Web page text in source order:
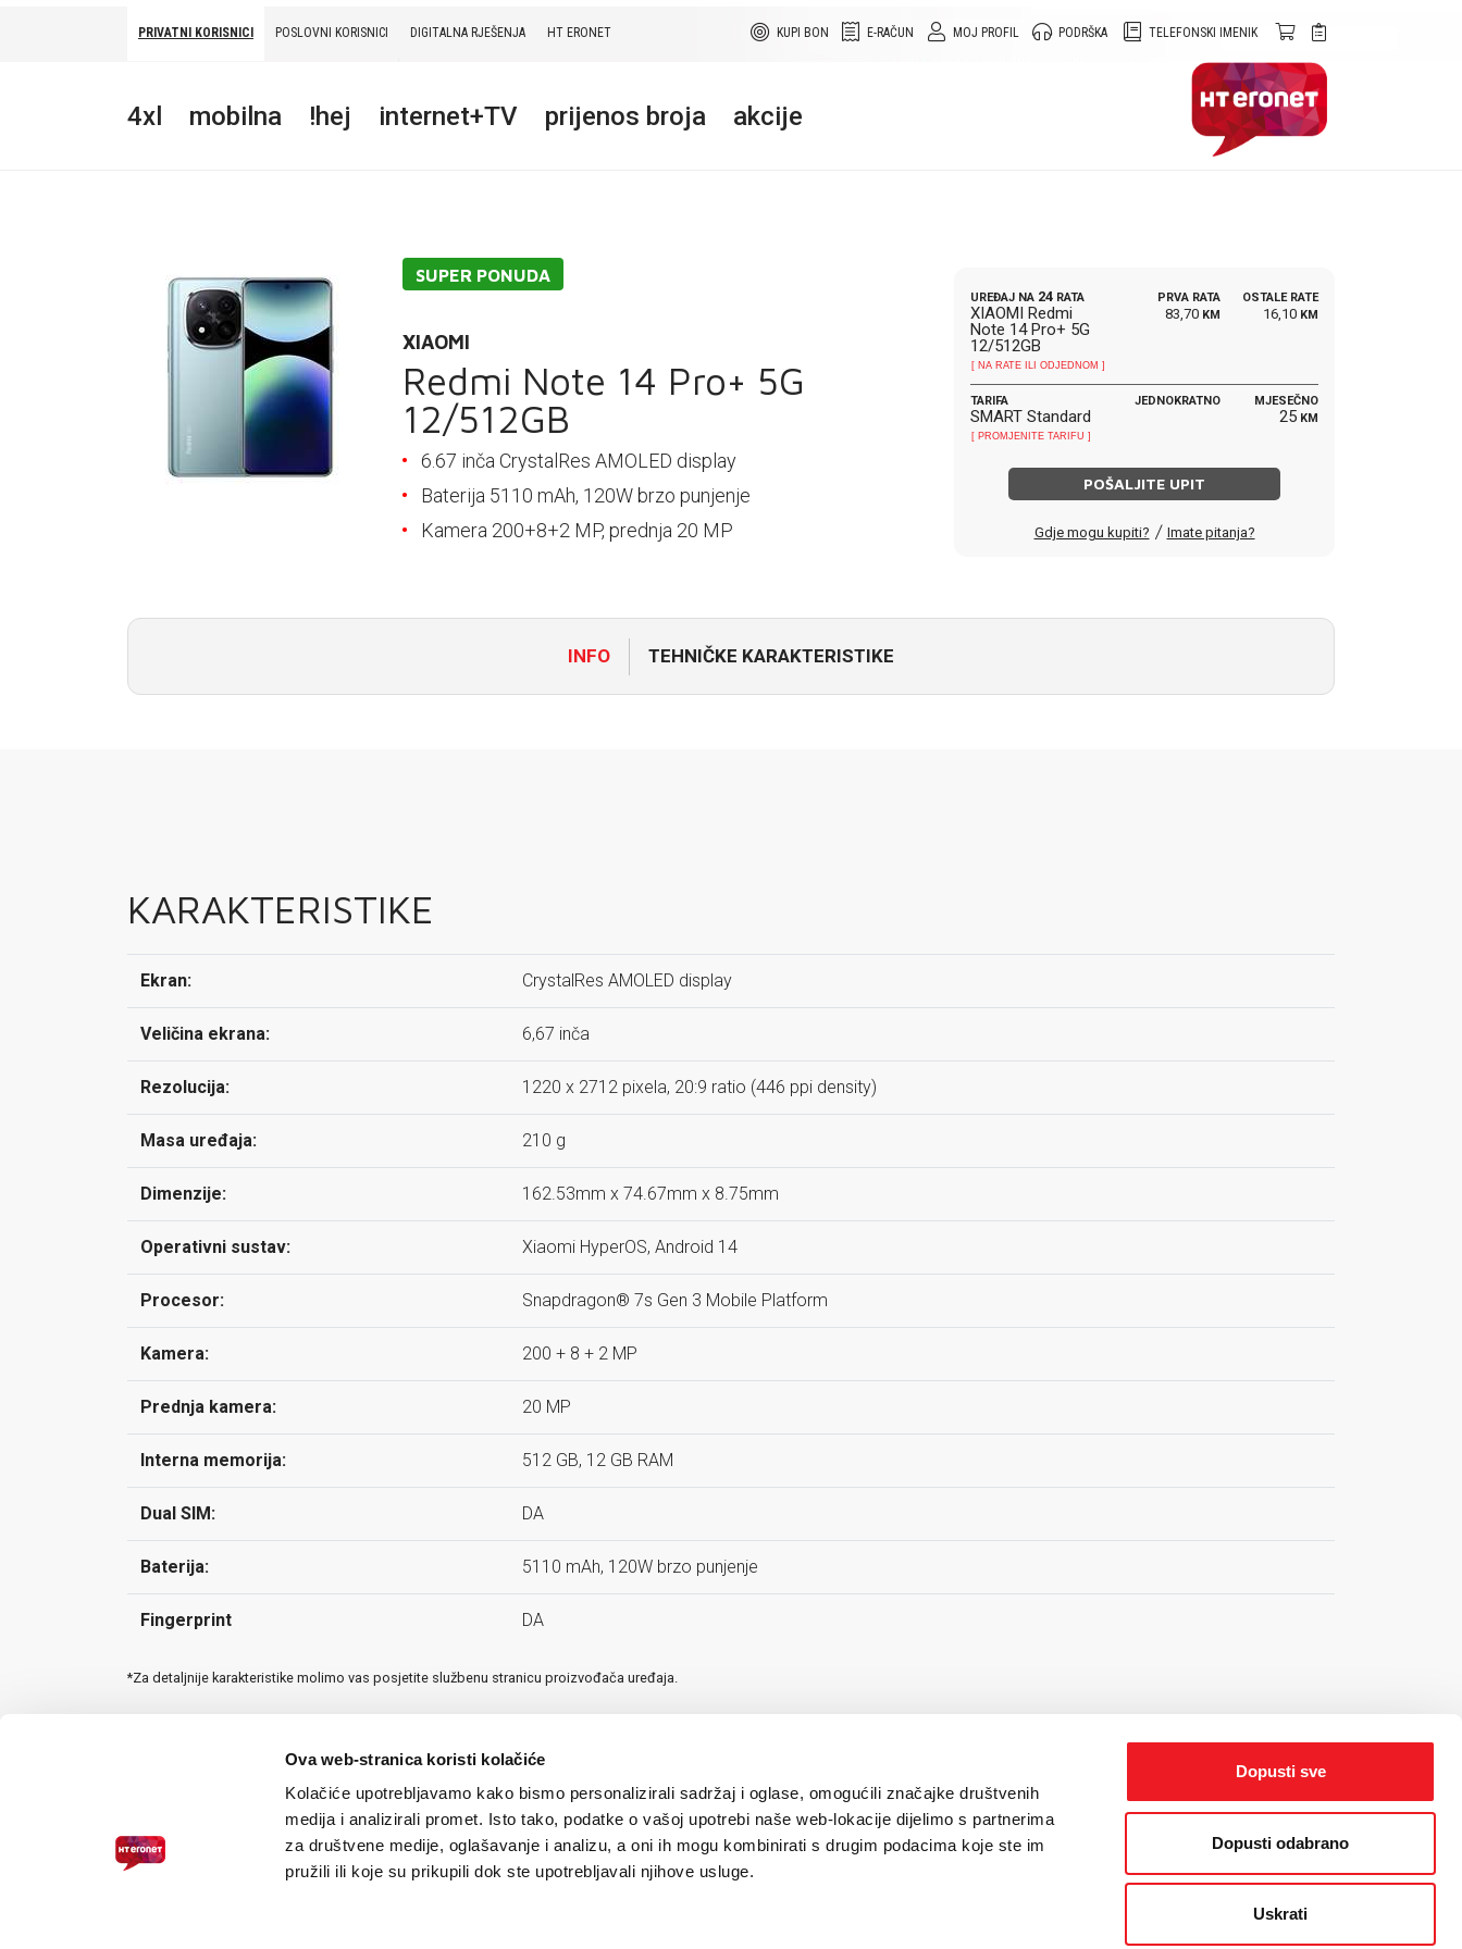
Ova web-stranica koristi kolačiće
Kolačiće upotrebljavamo kako bismo personalizirali sadržaj i oglase, omogućili značajke društvenih
medija i analizirali promet. Isto tako, podatke o vašoj upotrebi naše web-lokacije dijelimo s partnerima
za društvene medije, oglašavanje i analizu, a oni ih mogu kombinirati s drugim podacima koje ste im
pružili ili koje su prikupili dok ste upotrebljavali njihove usluge.
Dopusti sve
Dopusti odabrano
Uskrati
TELEFONSKI IMENIK
PODRŠKA
MOJ PROFIL
E-RAČUN
KUPI BON
PRIVATNI KORISNICI POSLOVNI KORISNICI DIGITALNA RJEŠENJA HT ERONET
4xl mobilna !hej internet+TV prijenos broja akcije
SUPER PONUDA
XIAOMI
Redmi Note 14 Pro+ 5G
12/512GB
6.67 inča CrystalRes AMOLED display
Baterija 5110 mAh, 120W brzo punjenje
Kamera 200+8+2 MP, prednja 20 MP
UREĐAJ NA 24 RATA
XIAOMI Redmi
Note 14 Pro+ 5G
12/512GB
[ NA RATE ILI ODJEDNOM ]
PRVA RATA
83,70 KM
OSTALE RATE
16,10 KM
TARIFA
SMART Standard
[ PROMJENITE TARIFU ]
JEDNOKRATNO MJESEČNO
25 KM
POŠALJITE UPIT
Gdje mogu kupiti? / Imate pitanja?
INFO TEHNIČKE KARAKTERISTIKE
KARAKTERISTIKE
Ekran: CrystalRes AMOLED display
Veličina ekrana: 6,67 inča
Rezolucija: 1220 x 2712 pixela, 20:9 ratio (446 ppi density)
Masa uređaja: 210 g
Dimenzije: 162.53mm x 74.67mm x 8.75mm
Operativni sustav: Xiaomi HyperOS, Android 14
Procesor: Snapdragon® 7s Gen 3 Mobile Platform
Kamera: 200 + 8 + 2 MP
Prednja kamera: 20 MP
Interna memorija: 512 GB, 12 GB RAM
Dual SIM: DA
Baterija: 5110 mAh, 120W brzo punjenje
Fingerprint DA
*Za detaljnije karakteristike molimo vas posjetite službenu stranicu proizvođača uređaja.